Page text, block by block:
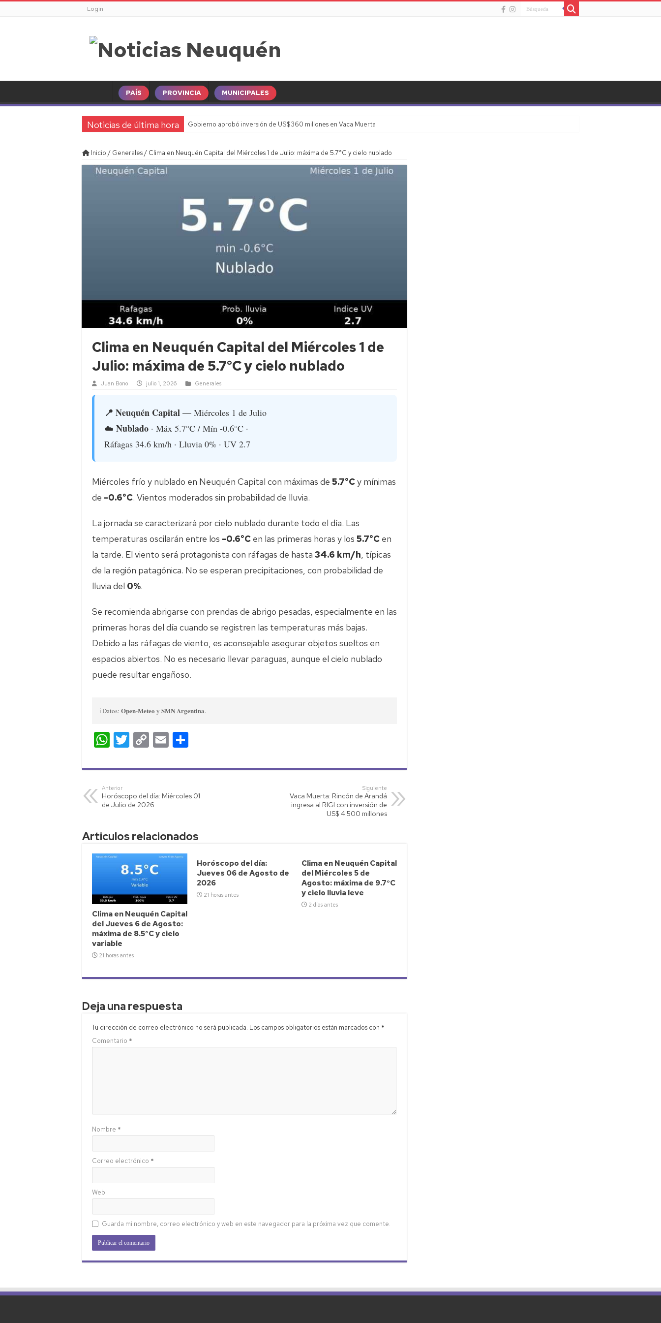
Login
PAÍS PROVINCIA MUNICIPALES
Noticias de última hora Gobierno aprobó inversión de US$360 millones en Vaca Muerta
Inicio / Generales/ Clima en Neuquén Capital del Miércoles 1 de Julio: máxima de 5.7°C y cielo nublado
Clima en Neuquén Capital del Miércoles 1 de
Julio: máxima de 5.7°C y cielo nublado
Juan Bono julio 1, 2026 Generales
📍 Neuquén Capital — Miércoles 1 de Julio
☁️ Nublado · Máx 5.7°C / Mín -0.6°C ·
Ráfagas 34.6 km/h · Lluvia 0% · UV 2.7
Miércoles frío y nublado en Neuquén Capital con máximas de 5.7°Cy mínimas
de -0.6°C. Vientos moderados sin probabilidad de lluvia.
La jornada se caracterizará por cielo nublado durante todo el día. Las
temperaturas oscilarán entre los -0.6°C en las primeras horas y los 5.7°C en
la tarde. El viento será protagonista con ráfagas de hasta 34.6 km/h, típicas
de la región patagónica. No se esperan precipitaciones, con probabilidad de
lluvia del 0%.
Se recomienda abrigarse con prendas de abrigo pesadas, especialmente en las
primeras horas del día cuando se registren las temperaturas más bajas.
Debido a las ráfagas de viento, es aconsejable asegurar objetos sueltos en
espacios abiertos. No es necesario llevar paraguas, aunque el cielo nublado
puede resultar engañoso.
ℹ️ Datos: Open-Meteo y SMN Argentina.
W
at
s
A
p
T
tt
C
p
Li
E
ail m
ar
Anterior
Horóscopo del día: Miércoles 01
de Julio de 2026
Siguiente
Vaca Muerta: Rincón de Arandá
ingresa al RIGI con inversión de
US$ 4.500 millones
Articulos relacionados
Clima en Neuquén Capital
del Jueves 6 de Agosto:
máxima de 8.5°C y cielo
variable
21 horas antes
Horóscopo del día:
Jueves 06 de Agosto de
2026
21 horas antes
Clima en Neuquén Capital
del Miércoles 5 de
Agosto: máxima de 9.7°C
y cielo lluvia leve
2 días antes
Deja una respuesta
Tu dirección de correo electrónico no será publicada. Los campos obligatorios están marcados con *
Comentario *
Nombre *
Correo electrónico *
Web
Guarda mi nombre, correo electrónico y web en este navegador para la próxima vez que comente.